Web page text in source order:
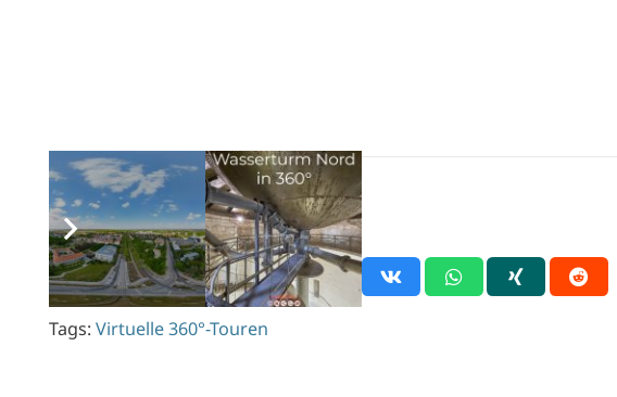
Aufrufe:1,295
Tags: Virtuelle 360°-Touren